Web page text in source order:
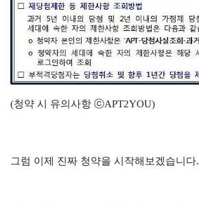
(청약 시 유의사항 ⓒAPT2YOU)
그럼 이제 진짜 청약을 시작해보겠습니다.